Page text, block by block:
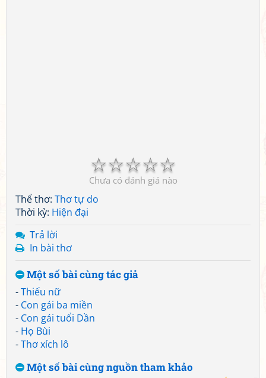
☆
☆
☆
☆
☆
Chưa có đánh giá nào
Thể thơ: Thơ tự do
Thời kỳ: Hiện đại
Trả lời
In bài thơ
Một số bài cùng tác giả
-Thiếu nữ
- Con gái ba miền
- Con gái tuổi Dần
- Họ Bùi
-Thơ xích lô
Một số bài cùng nguồn tham khảo